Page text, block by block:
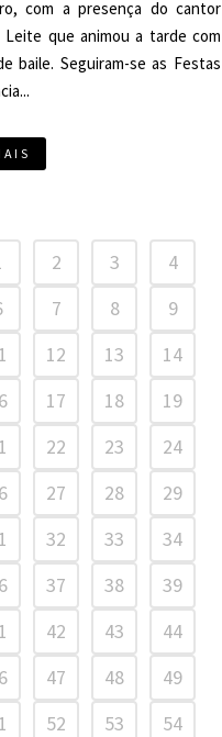
com a presença do cantor
Leite que animou a tarde com
baile. Seguiram-se as Festas
2 3
4
7 8
9
12 13
14
17 18
19
22 23
24
27 28
29
32 33
34
37 38
39
42 43
44
47 48
49
52 53
54